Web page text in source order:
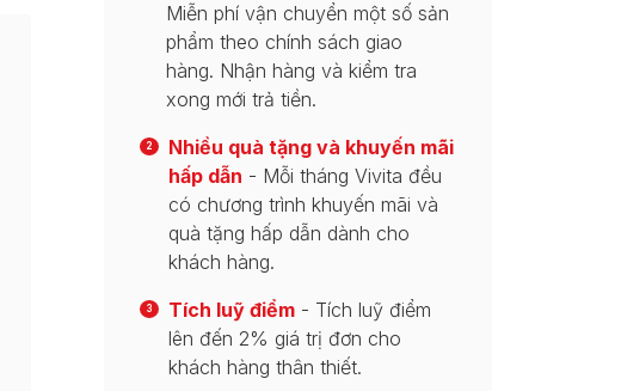
Miễn phí vận chuyển một số sản
phẩm theo chính sách giao
hàng. Nhận hàng và kiểm tra
xong mới trả tiền.
2
Nhiều quà tặng và khuyến mãi
hấp dẫn - Mỗi tháng Vivita đều
có chương trình khuyến mãi và
quà tặng hấp dẫn dành cho
khách hàng.
3 Tích luỹ điểm - Tích luỹ điểm
lên đến 2% giá trị đơn cho
khách hàng thân thiết.